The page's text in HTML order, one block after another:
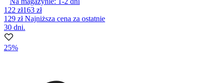
122 zł163 zł
129 złNajniższa cena za ostatnie
30 dni.
25%